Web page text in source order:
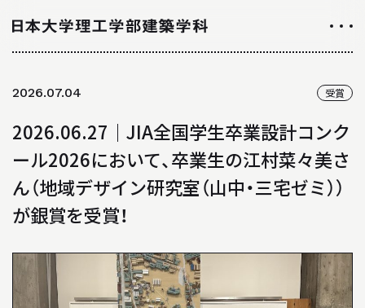
ALL ABOUT
日大理工学部建築学科のすべて
INTRODUCTION
学科の特徴について
2026.07.04 受賞
2026.06.27｜JIA全国学生卒業設計コンク
ール2026において、卒業生の江村菜々美さ
ん（地域デザイン研究室（山中・三宅ゼミ））
が銀賞を受賞！